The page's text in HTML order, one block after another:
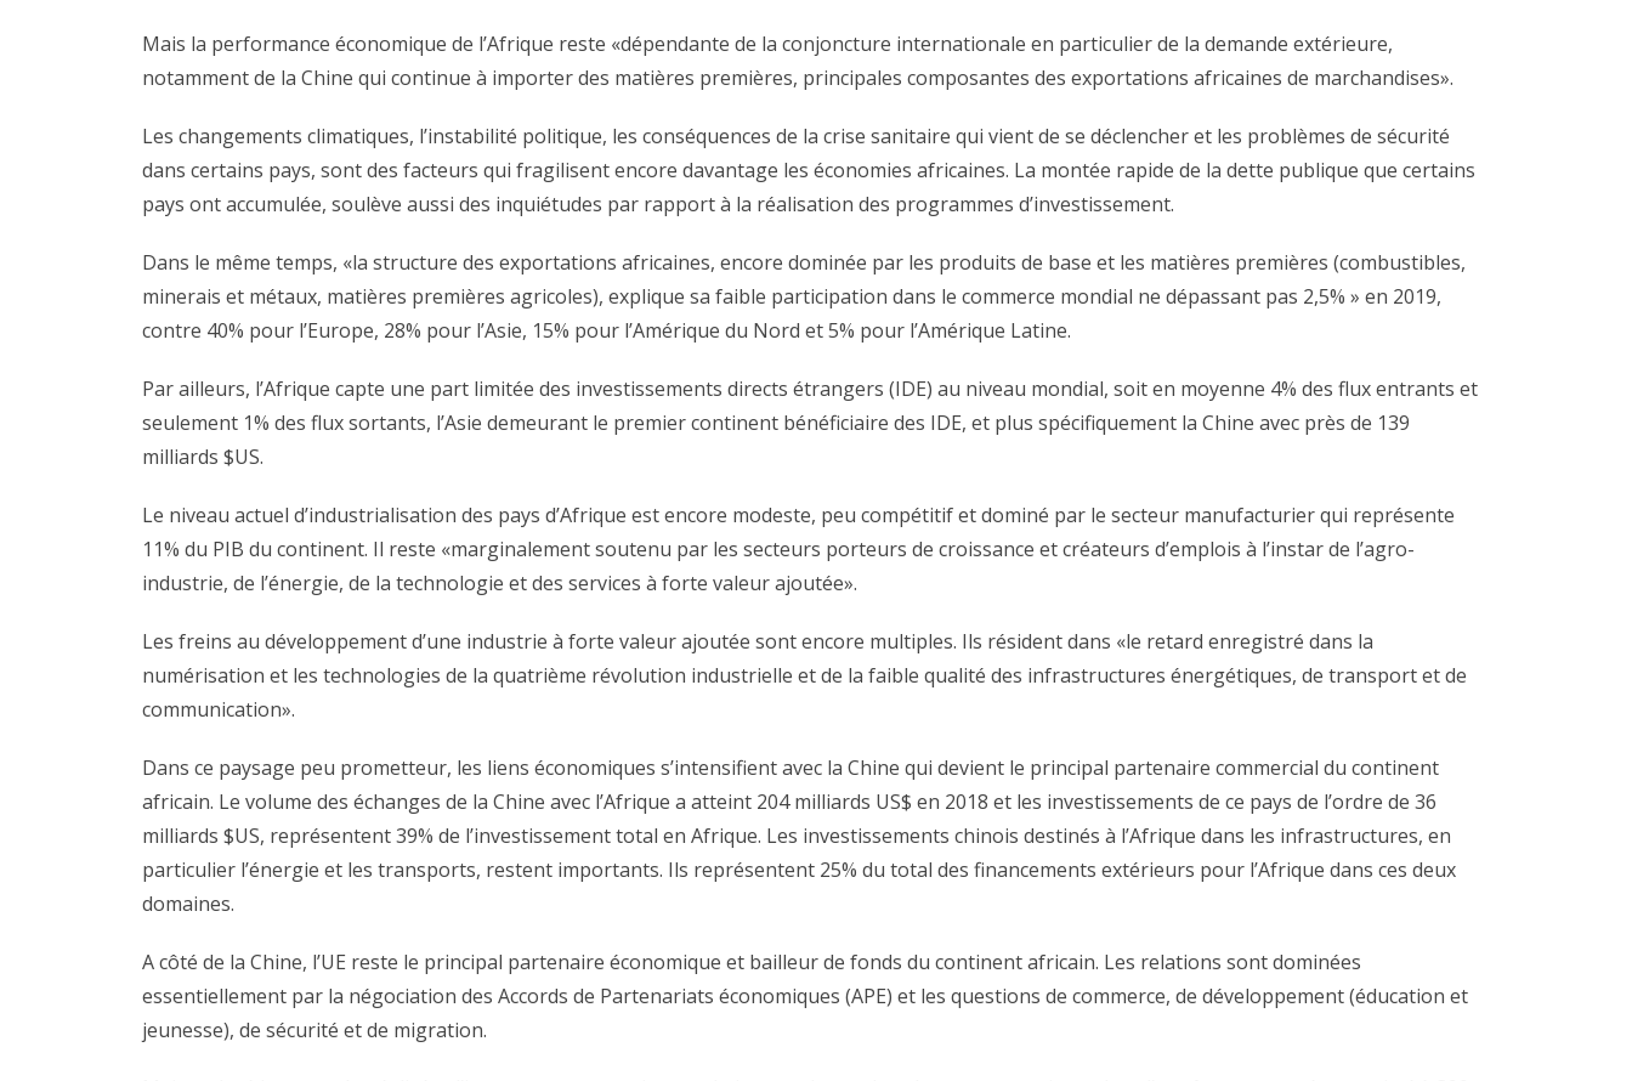
Mais la performance économique de l’Afrique reste «dépendante de la conjoncture internationale en particulier de la demande extérieure,
notamment de la Chine qui continue à importer des matières premières, principales composantes des exportations africaines de marchandises».
Les changements climatiques, l’instabilité politique, les conséquences de la crise sanitaire qui vient de se déclencher et les problèmes de sécurité
dans certains pays, sont des facteurs qui fragilisent encore davantage les économies africaines. La montée rapide de la dette publique que certains
pays ont accumulée, soulève aussi des inquiétudes par rapport à la réalisation des programmes d’investissement.
Dans le même temps, «la structure des exportations africaines, encore dominée par les produits de base et les matières premières (combustibles,
minerais et métaux, matières premières agricoles), explique sa faible participation dans le commerce mondial ne dépassant pas 2,5% » en 2019,
contre 40% pour l’Europe, 28% pour l’Asie, 15% pour l’Amérique du Nord et 5% pour l’Amérique Latine.
Par ailleurs, l’Afrique capte une part limitée des investissements directs étrangers (IDE) au niveau mondial, soit en moyenne 4% des flux entrants et
seulement 1% des flux sortants, l’Asie demeurant le premier continent bénéficiaire des IDE, et plus spécifiquement la Chine avec près de 139
milliards $US.
Le niveau actuel d’industrialisation des pays d’Afrique est encore modeste, peu compétitif et dominé par le secteur manufacturier qui représente
11% du PIB du continent. Il reste «marginalement soutenu par les secteurs porteurs de croissance et créateurs d’emplois à l’instar de l’agro-
industrie, de l’énergie, de la technologie et des services à forte valeur ajoutée».
Les freins au développement d’une industrie à forte valeur ajoutée sont encore multiples. Ils résident dans «le retard enregistré dans la
numérisation et les technologies de la quatrième révolution industrielle et de la faible qualité des infrastructures énergétiques, de transport et de
communication».
Dans ce paysage peu prometteur, les liens économiques s’intensifient avec la Chine qui devient le principal partenaire commercial du continent
africain. Le volume des échanges de la Chine avec l’Afrique a atteint 204 milliards US$ en 2018 et les investissements de ce pays de l’ordre de 36
milliards $US, représentent 39% de l’investissement total en Afrique. Les investissements chinois destinés à l’Afrique dans les infrastructures, en
particulier l’énergie et les transports, restent importants. Ils représentent 25% du total des financements extérieurs pour l’Afrique dans ces deux
domaines.
A côté de la Chine, l’UE reste le principal partenaire économique et bailleur de fonds du continent africain. Les relations sont dominées
essentiellement par la négociation des Accords de Partenariats économiques (APE) et les questions de commerce, de développement (éducation et
jeunesse), de sécurité et de migration.